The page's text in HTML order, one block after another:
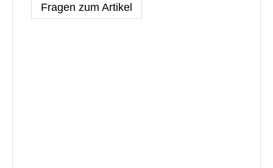
Fragen zum Artikel